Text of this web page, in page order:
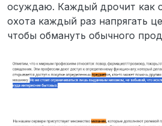
осуждаю. Каждый дрочит как
охота каждый раз напрягать
чтобы обмануть обычного